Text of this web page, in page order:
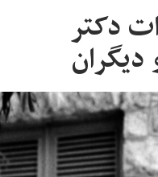
دکتر